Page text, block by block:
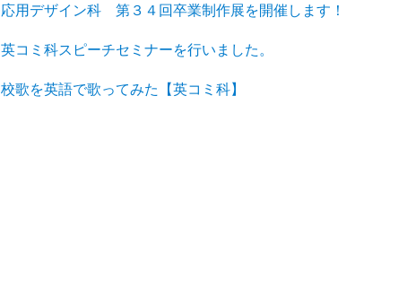
応用デザイン科 第３４回卒業制作展を開催します！
英コミ科スピーチセミナーを行いました。
校歌を英語で歌ってみた【英コミ科】